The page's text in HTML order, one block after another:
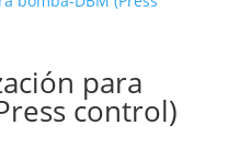
para
control)